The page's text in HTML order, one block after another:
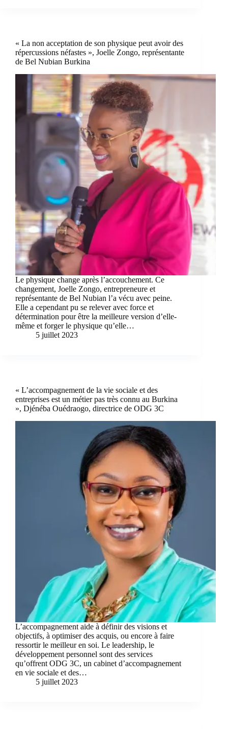
« La non acceptation de son physique peut avoir des
répercussions néfastes », Joelle Zongo, représentante
de Bel Nubian Burkina
Le physique change après l’accouchement. Ce
changement, Joelle Zongo, entrepreneure et
représentante de Bel Nubian l’a vécu avec peine.
Elle a cependant pu se relever avec force et
détermination pour être la meilleure version d’elle-
même et forger le physique qu’elle…
5 juillet 2023
« L’accompagnement de la vie sociale et des
entreprises est un métier pas très connu au Burkina
», Djénéba Ouédraogo, directrice de ODG 3C
L’accompagnement aide à définir des visions et
objectifs, à optimiser des acquis, ou encore à faire
ressortir le meilleur en soi. Le leadership, le
développement personnel sont des services
qu’offrent ODG 3C, un cabinet d’accompagnement
en vie sociale et des…
5 juillet 2023